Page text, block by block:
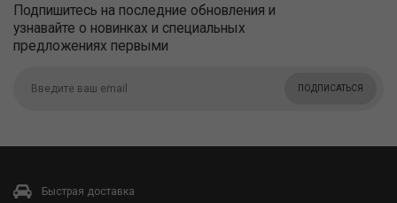
Подпишитесь на последние обновления и
узнавайте о новинках и специальных
предложениях первыми
ПОДПИСАТЬСЯ
Быстрая доставка